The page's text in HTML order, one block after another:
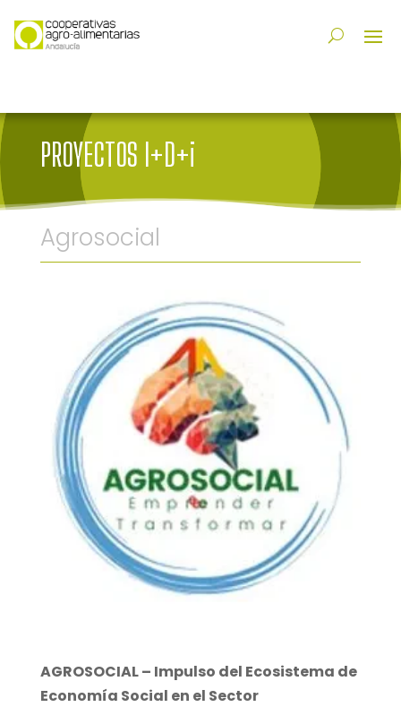
PROYECTOS I+D+i
Agrosocial
AGROSOCIAL – Impulso del Ecosistema de
Economía Social en el Sector